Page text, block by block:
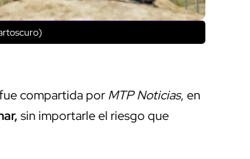
compartida por MTP Noticias, en
sin importarle el riesgo que